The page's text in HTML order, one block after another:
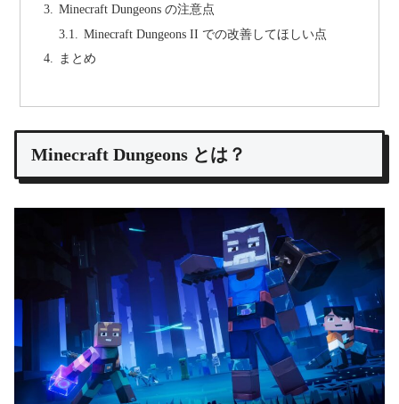
Minecraft Dungeons の注意点
Minecraft Dungeons II での改善してほしい点
まとめ
Minecraft Dungeons とは？